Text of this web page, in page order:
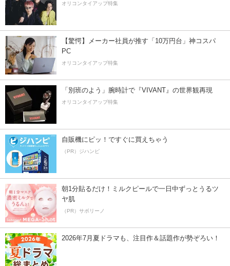
オリコンタイアップ特集
【驚愕】メーカー社員が推す「10万円台」神コスパ
PC
オリコンタイアップ特集
「別班のよう」腕時計で『VIVANT』の世界観再現
オリコンタイアップ特集
自販機にピッ！ですぐに買えちゃう
（PR）ジハンピ
朝1分貼るだけ！ミルクピールで一日中ずっとうるツ
ヤ肌
（PR）サボリーノ
2026年7月夏ドラマも、注目作＆話題作が勢ぞろい！